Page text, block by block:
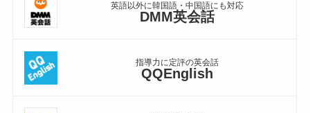
英語以外に韓国語・中国語にも対応
DMM英会話
指導力に定評の英会話
QQEnglish